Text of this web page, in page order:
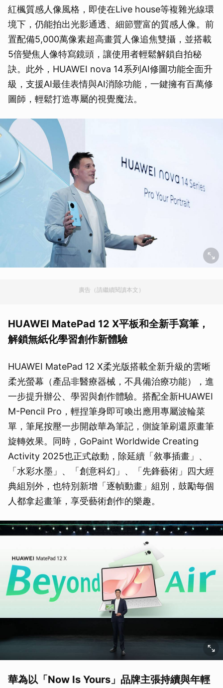
紅楓質感人像風格，即使在Live house等複雜光線環
境下，仍能拍出光影通透、細節豐富的質感人像。前
置配備5,000萬像素超高畫質人像追焦雙攝，並搭載
5倍變焦人像特寫鏡頭，讓使用者輕鬆解鎖自拍秘
訣。此外，HUAWEI nova 14系列AI修圖功能全面升
級，支援AI最佳表情與AI消除功能，一鍵擁有百萬修
圖師，輕鬆打造專屬的視覺魔法。
廣告（請繼續閱讀本文）
HUAWEI MatePad 12 X平板和全新手寫筆，
解鎖無紙化學習創作新體驗
HUAWEI MatePad 12 X柔光版搭載全新升級的雲晰
柔光螢幕（產品非醫療器械，不具備治療功能），進
一步提升辦公、學習與創作體驗。搭配全新HUAWEI
M-Pencil Pro，輕捏筆身即可喚出應用專屬波輪菜
單，筆尾按壓一步開啟華為筆記，側旋筆刷還原畫筆
旋轉效果。同時，GoPaint Worldwide Creating
Activity 2025也正式啟動，除延續「敘事插畫」、
「水彩水墨」、「創意科幻」、「先鋒藝術」四大經
典組別外，也特別新增「逐幀動畫」組別，鼓勵每個
人都拿起畫筆，享受藝術創作的樂趣。
華為以「Now Is Yours」品牌主張持續與年輕